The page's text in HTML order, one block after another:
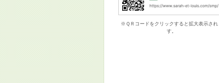
※ＱＲコードをクリックすると拡大表示され
す。